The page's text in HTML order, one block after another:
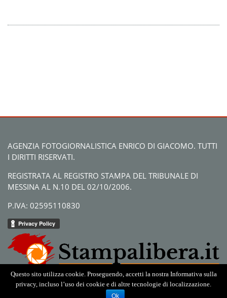
AGENZIA FOTOGIORNALISTICA ENRICO DI GIACOMO. TUTTI
I DIRITTI RISERVATI.
REGISTRATA AL REGISTRO STAMPA DEL TRIBUNALE DI
MESSINA AL N.10 DEL 02/10/2006.
P.IVA: 02595110830
Questo sito utilizza cookie. Proseguendo, accetti la nostra Informativa sulla
privacy, incluso l’uso dei cookie e di altre tecnologie di localizzazione.
Ok